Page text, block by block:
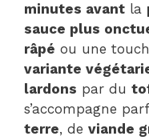
minutes avant la
sauce plus
râpé ou une
variante
lardons par du
s’accompagne
terre, de viande